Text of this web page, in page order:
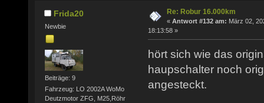
Frida20
Newbie
Beiträge: 9
Fahrzeug: LO 2002A WoMo
Deutzmotor ZFG, M25,Röhr
Re: Robur 16.000km
« Antwort #132 am: März 02,
18:13:58 »
hört sich wie das
haupschalter noch
angesteckt.